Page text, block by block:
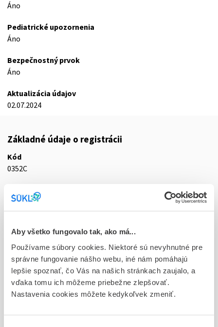
Aby všetko fungovalo tak, ako má...
Používame súbory cookies. Niektoré sú nevyhnutné pre
správne fungovanie nášho webu, iné nám pomáhajú
lepšie spoznať, čo Vás na našich stránkach zaujalo, a
vďaka tomu ich môžeme priebežne zlepšovať.
Nastavenia cookies môžete kedykoľvek zmeniť.
Áno
Pediatrické upozornenia
Áno
Bezpečnostný prvok
Áno
Aktualizácia údajov
02.07.2024
Základné údaje o registrácii
Kód
0352C
Registračné číslo
30/0328/16-S
tbl flm 14x10 mg (blis.Al/Al)
Stav
D - Registrácia bez obmedzenia platnosti
Typ registračnej procedúry
Vzájomné uznávanie (mutual recognition proc.)